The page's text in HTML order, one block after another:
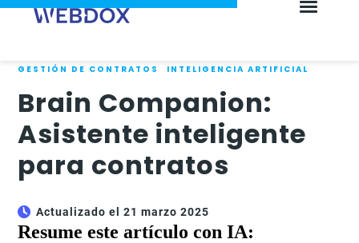
GESTIÓN DE CONTRATOS INTELIGENCIA ARTIFICIAL
Brain Companion:
Asistente inteligente
para contratos
Actualizado el 21 marzo 2025
Resume este artículo con IA: